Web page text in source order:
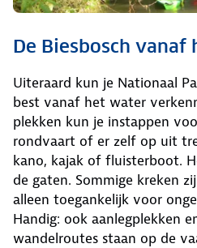
De Biesbosch vanaf
Uiteraard kun je Nationaal
best vanaf het water
plekken kun je instappen
rondvaart of er zelf op uit
kano, kajak of fluisterboot.
de gaten. Sommige kreken
alleen toegankelijk voor
Handig: ook aanlegplekken
wandelroutes staan op de